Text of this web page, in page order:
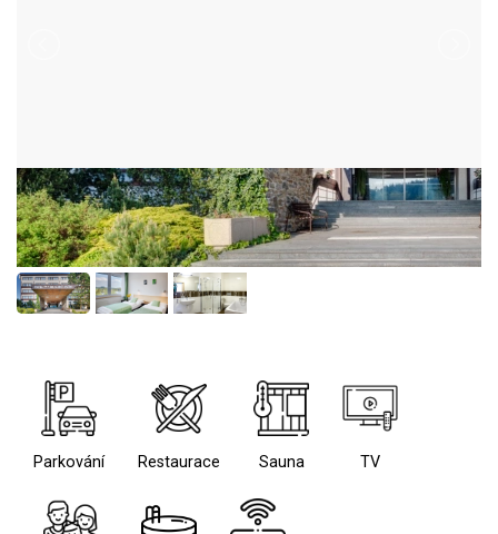
Parkování Restaurace Sauna TV